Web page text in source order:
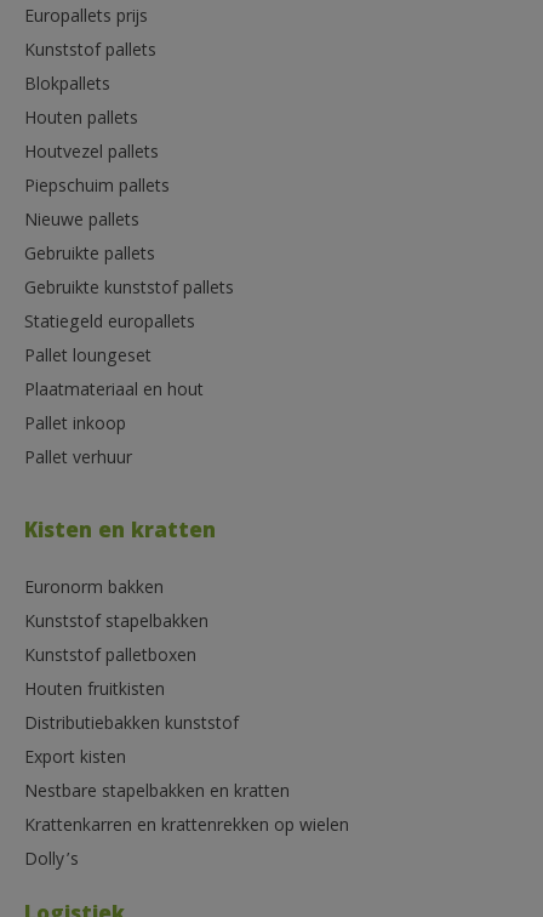
Europallets prijs
Kunststof pallets
Blokpallets
Houten pallets
Houtvezel pallets
Piepschuim pallets
Nieuwe pallets
Gebruikte pallets
Gebruikte kunststof pallets
Statiegeld europallets
Pallet loungeset
Plaatmateriaal en hout
Pallet inkoop
Pallet verhuur
Kisten en kratten
Euronorm bakken
Kunststof stapelbakken
Kunststof palletboxen
Houten fruitkisten
Distributiebakken kunststof
Export kisten
Nestbare stapelbakken en kratten
Krattenkarren en krattenrekken op wielen
Dolly’s